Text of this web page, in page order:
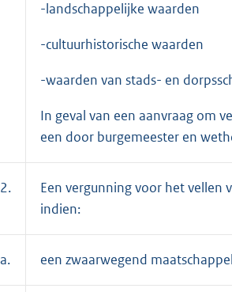
-landschappelijke waarden
-cultuurhistorische waarden
-waarden van stads- en
In geval van een aanvraag om
een door burgemeester en
2.
Een vergunning voor het
indien:
a. een zwaarwegend